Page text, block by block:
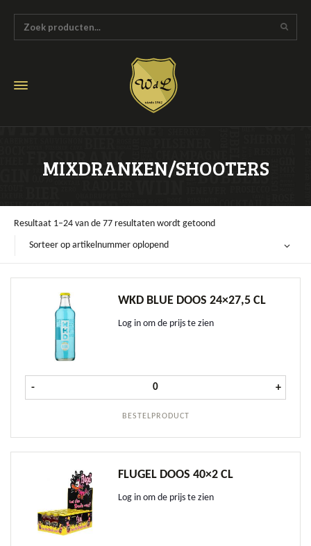
MIXDRANKEN/SHOOTERS
Resultaat 1–24 van de 77 resultaten wordt getoond
Sorteer op artikelnummer oplopend
WKD BLUE DOOS 24×27,5 CL
Log in om de prijs te zien
BESTELPRODUCT
- WKD Blue doos 24x27,5 cl aantal
+
FLUGEL DOOS 40×2 CL
Log in om de prijs te zien